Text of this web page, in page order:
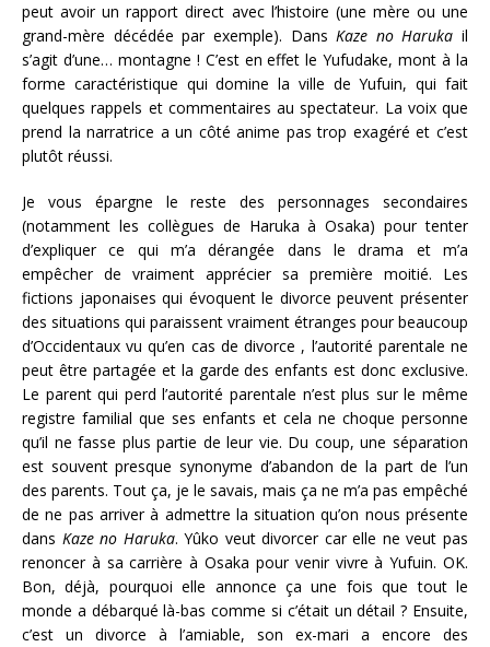
peut avoir un rapport direct avec l’histoire (une mère ou une
grand-mère décédée par exemple). DansKaze no Haruka il
s’agit d’une… montagne ! C’est en effet le Yufudake, mont à la
forme caractéristique qui domine la ville de Yufuin, qui fait
quelques rappels et commentaires au spectateur. La voix que
prend la narratrice a un côté anime pas trop exagéré et c’est
plutôt réussi.
Je vous épargne le reste des personnages secondaires
(notamment les collègues de Haruka à Osaka) pour tenter
d’expliquer ce qui m’a dérangée dans le drama et m’a
empêcher de vraiment apprécier sa première moitié. Les
fictions japonaises qui évoquent le divorce peuvent présenter
des situations qui paraissent vraiment étranges pour beaucoup
d’Occidentaux vu qu’en cas de divorce , l’autorité parentale ne
peut être partagée et la garde des enfants est donc exclusive.
Le parent qui perd l’autorité parentale n’est plus sur le même
registre familial que ses enfants et cela ne choque personne
qu’il ne fasse plus partie de leur vie. Du coup, une séparation
est souvent presque synonyme d’abandon de la part de l’un
des parents. Tout ça, je le savais, mais ça ne m’a pas empêché
de ne pas arriver à admettre la situation qu’on nous présente
dans Kaze no Haruka. Yûko veut divorcer car elle ne veut pas
renoncer à sa carrière à Osaka pour venir vivre à Yufuin. OK.
Bon, déjà, pourquoi elle annonce ça une fois que tout le
monde a débarqué là-bas comme si c’était un détail ? Ensuite,
c’est un divorce à l’amiable, son ex-mari a encore des